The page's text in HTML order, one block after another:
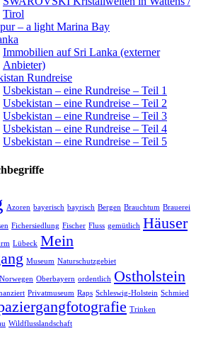
Tirol
– a light Marina Bay
Immobilien auf Sri Lanka (externer
Anbieter)
Rundreise
Usbekistan – eine Rundreise – Teil 1
Usbekistan – eine Rundreise – Teil 2
Usbekistan – eine Rundreise – Teil 3
Usbekistan – eine Rundreise – Teil 4
Usbekistan – eine Rundreise – Teil 5
Azoren bayerisch bayrisch Bergen Brauchtum Brauerei
Fichersiedlung Fischer Fluss gemütlich Häuser
Lübeck Mein
Museum Naturschutzgebiet
Norwegen Oberbayern ordentlich Ostholstein
Privatmuseum Raps Schleswig-Holstein Schmied
Trinken
Wildflusslandschaft